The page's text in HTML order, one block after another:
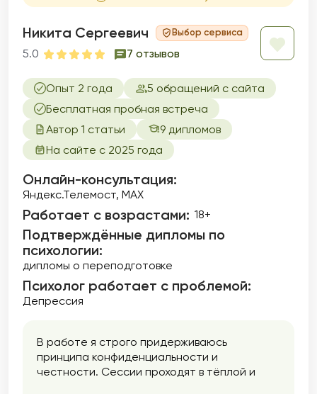
Никита Сергеевич Выбор сервиса
5.0 7 отзывов
Опыт 2 года
5 обращений с сайта
Бесплатная пробная встреча
Автор 1 статьи
9 дипломов
На сайте с 2025 года
Онлайн-консультация:
Яндекс.Телемост, МАХ
Работает с возрастами: 18+
Подтверждённые дипломы по
психологии:
дипломы о переподготовке
Психолог работает с проблемой:
Депрессия
В работе я строго придерживаюсь
принципа конфиденциальности и
честности. Сессии проходят в тёплой и